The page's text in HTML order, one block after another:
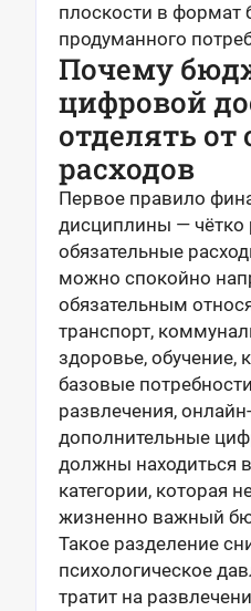
плоскости в формат
продуманного
Почему
цифровой
отделять
расходов
Первое правило
дисциплины — чётко
обязательные
можно спокойно
обязательным
транспорт,
здоровье, обучение,
базовые
развлечения,
дополнительные
должны находиться
категории, которая
жизненно важный
Такое разделение
психологическое
тратит на